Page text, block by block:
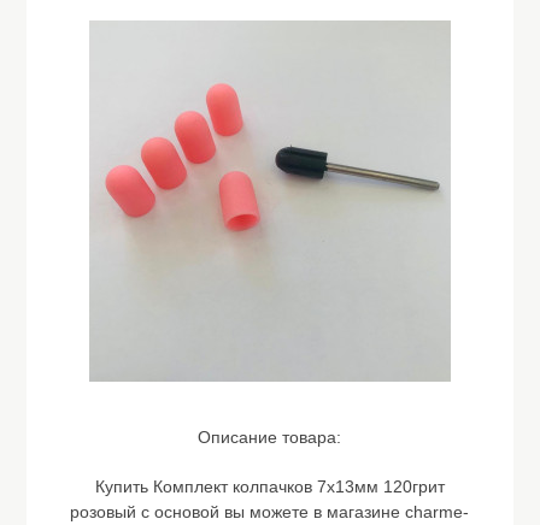
Описание товара:
Купить Комплект колпачков 7х13мм 120грит
розовый с основой вы можете в магазине charme-